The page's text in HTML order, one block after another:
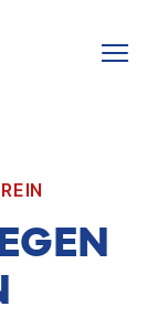
MENU